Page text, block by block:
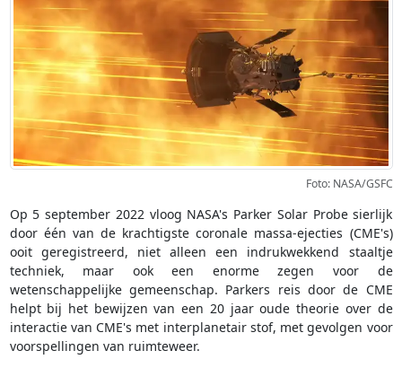
Foto: NASA/GSFC
Op 5 september 2022 vloog NASA's Parker Solar Probe sierlijk
door één van de krachtigste coronale massa-ejecties (CME's)
ooit geregistreerd, niet alleen een indrukwekkend staaltje
techniek, maar ook een enorme zegen voor de
wetenschappelijke gemeenschap. Parkers reis door de CME
helpt bij het bewijzen van een 20 jaar oude theorie over de
interactie van CME's met interplanetair stof, met gevolgen voor
voorspellingen van ruimteweer.